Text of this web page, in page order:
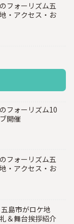
フォーリズム五
・アクセス・お
フォーリズム10
開催
フォーリズム五
・アクセス・お
島市がロケ地
＆舞台挨拶紹介